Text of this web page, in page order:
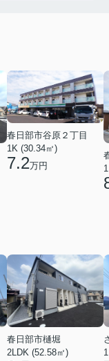
春日部市谷原２丁目
1K (30.34㎡)
7.2万円
春日部市樋堀
2LDK (52.58㎡)